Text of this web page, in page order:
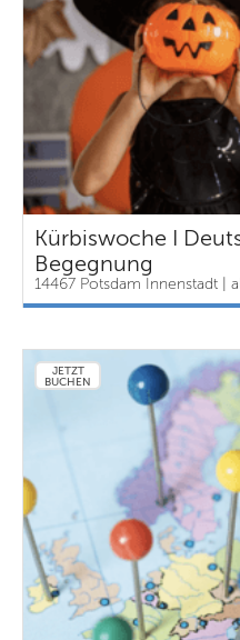
Kürbiswoche I
Begegnung
14467 Potsdam Innenstadt |
JETZT
BUCHEN